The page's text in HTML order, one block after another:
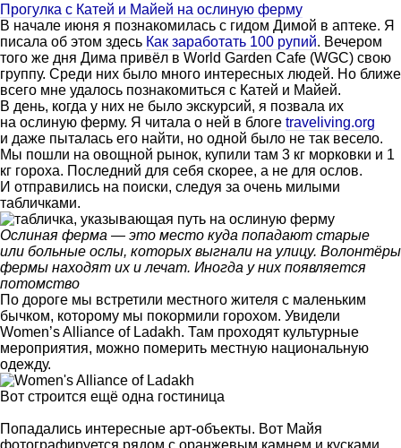
Прогулка с Катей и Майей на ослиную ферму
В начале июня я познакомилась с гидом Димой в аптеке. Я
писала об этом здесь Как заработать 100 рупий. Вечером
того же дня Дима привёл в World Garden Cafe (WGC) свою
группу. Среди них было много интересных людей. Но ближе
всего мне удалось познакомиться с Катей и Майей.
В день, когда у них не было экскурсий, я позвала их
на ослиную ферму. Я читала о ней в блоге traveliving.org
и даже пыталась его найти, но одной было не так весело.
Мы пошли на овощной рынок, купили там 3 кг морковки и 1
кг гороха. Последний для себя скорее, а не для ослов.
И отправились на поиски, следуя за очень милыми
табличками.
Ослиная ферма — это место куда попадают старые
или больные ослы, которых выгнали на улицу. Волонтёры
фермы находят их и лечат. Иногда у них появляется
потомство
По дороге мы встретили местного жителя с маленьким
бычком, которому мы покормили горохом. Увидели
Women’s Alliance of Ladakh. Там проходят культурные
мероприятия, можно померить местную национальную
одежду.
Вот строится ещё одна гостиница
Попадались интересные арт-объекты. Вот Майя
фотографируется рядом с оранжевым камнем и кусками